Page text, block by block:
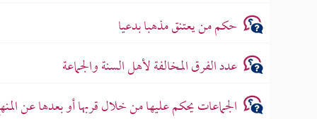
حكم من يعتنق مذهبا بدعيا
عدد الفرق المخالفة لأهل السنة والجماعة
الجماعات يحكم عليها من خلال قربها أو بعدها عن